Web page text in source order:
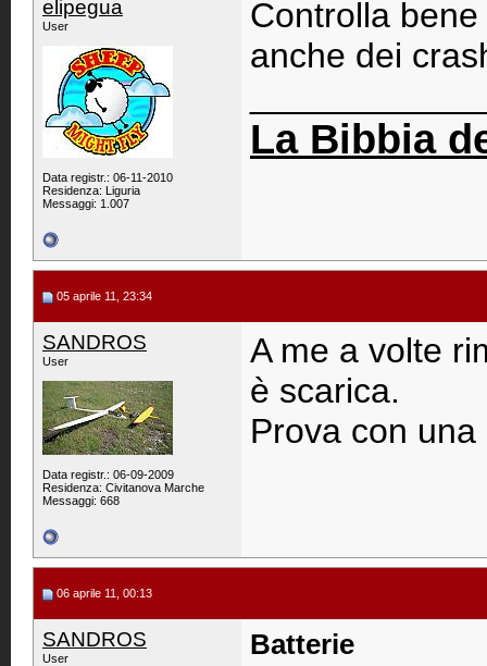
elipegua
User
Data registr.: 06-11-2010
Residenza: Liguria
Messaggi: 1.007
Controlla
anche dei
La Bibbia
05 aprile 11, 23:34
SANDROS
User
Data registr.: 06-09-2009
Residenza: Civitanova Marche
Messaggi: 668
A me a volte
è scarica.
Prova con
06 aprile 11, 00:13
SANDROS
User Batterie